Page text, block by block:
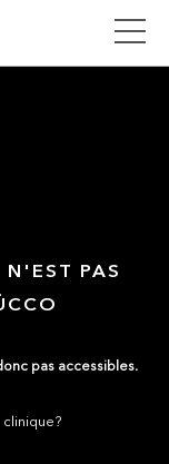
N'EST PAS
pas accessibles.